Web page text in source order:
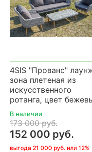
4SIS "Прованс"
зона плетеная из
искусственного
ротанга, цвет
В наличии
173 000 руб.
152 000 руб.
выгода 21 000 руб. или 12%